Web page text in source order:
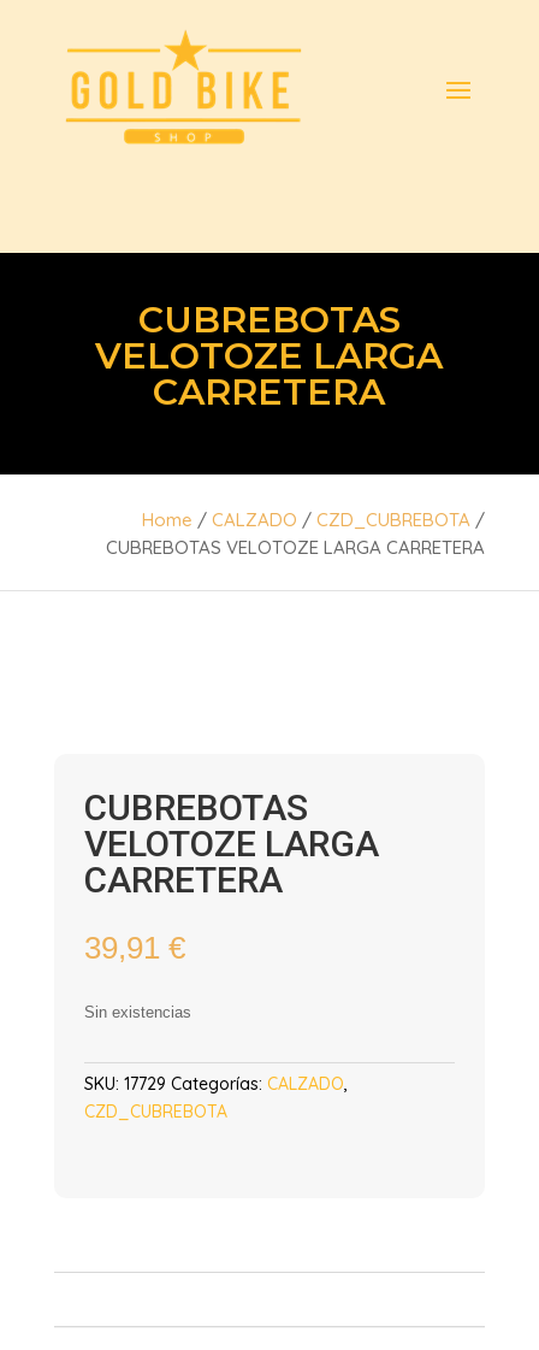
CUBREBOTAS
VELOTOZE LARGA
CARRETERA
Home /CALZADO /CZD_CUBREBOTA /
CUBREBOTAS VELOTOZE LARGA CARRETERA
CUBREBOTAS
VELOTOZE LARGA
CARRETERA
39,91 €
Sin existencias
SKU: 17729 Categorías: CALZADO,
CZD_CUBREBOTA